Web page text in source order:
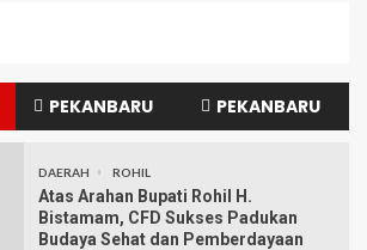
PEKANBARU PEKANBARU
DAERAH ROHIL
Atas Arahan Bupati Rohil H.
Bistamam, CFD Sukses Padukan
Budaya Sehat dan Pemberdayaan